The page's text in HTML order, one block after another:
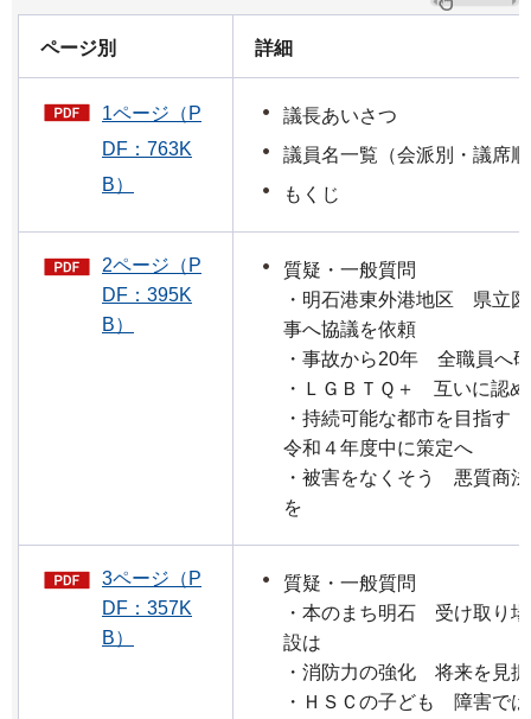
ページ別 詳細
1ページ（P
DF：763K
B）
議長あいさつ
議員名一覧（会派別・議席
もくじ
2ページ（P
DF：395K
B）
質疑・一般質問
・明石港東外港地区 県立
事へ協議を依頼
・事故から20年 全職員へ
・ＬＧＢＴＱ＋ 互いに認
・持続可能な都市を目指
令和４年度中に策定へ
・被害をなくそう 悪質商
を
3ページ（P
DF：357K
B）
質疑・一般質問
・本のまち明石 受け取り
設は
・消防力の強化 将来を見
・ＨＳＣの子ども 障害で